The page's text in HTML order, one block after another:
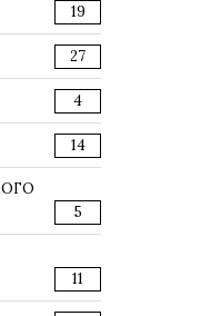
19
27
4
14
5
11